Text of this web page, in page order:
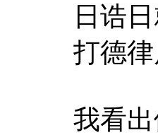
日诰
打德律
我看